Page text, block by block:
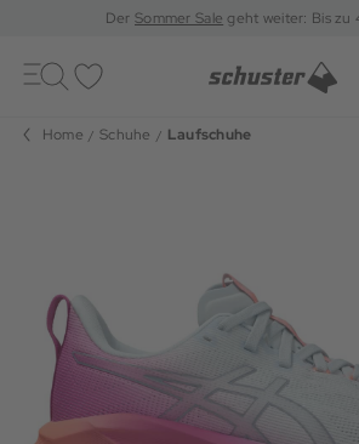
DerSommer Sale geht weiter: Bis zu
Toggle
navigation
Home Schuhe Laufschuhe